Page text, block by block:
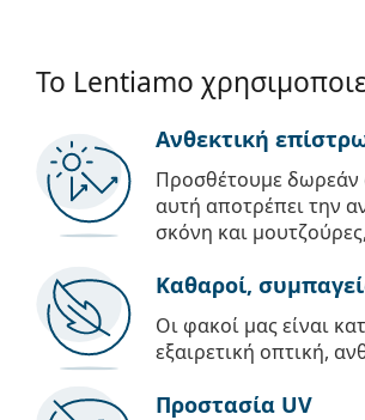
Το Lentiamo
Ανθεκτική
Προσθέτουμε δωρεάν
αυτή αποτρέπει την
σκόνη και
Καθαροί,
Οι φακοί μας είναι
εξαιρετική οπτική,
Προστασία UV